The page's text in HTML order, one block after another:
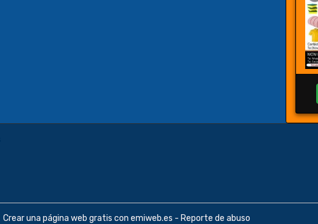
Crear una página web gratis con emiweb.es - Reporte de abuso